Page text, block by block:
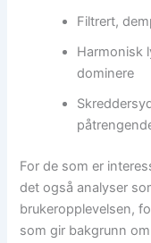
Filtrert,
Harmonisk
dominere
For de som er
det også analyser
brukeropplevelsen,
som gir bakgrunn